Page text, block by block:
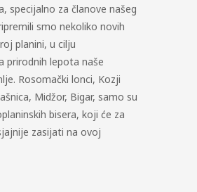
specijalno za članove našeg
smo nekoliko novih
planini, u cilju
prirodnih lepota naše
Rosomački lonci, Kozji
Midžor, Bigar, samo su
bisera, koji će za
zasijati na ovoj